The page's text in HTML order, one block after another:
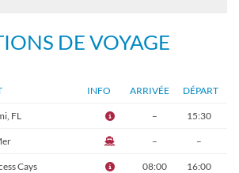
DE VOYAGE
INFO ARRIVÉE DÉPART
FL – 15:30
– –
Cays 08:00 16:00